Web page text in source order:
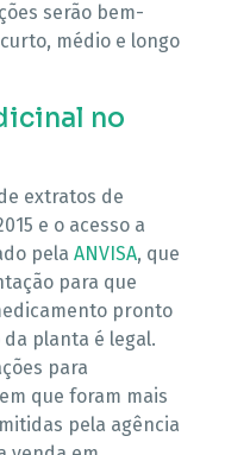
serão bem-
médio e longo
no
extratos de
e o acesso a
pela ANVISA, que
para que
pronto
planta é legal.
para
que foram mais
pela agência